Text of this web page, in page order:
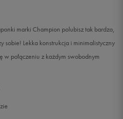
Powiadom o dostępności
marki Champion polubisz tak bardzo,
sobie! Lekka konstrukcja i minimalistyczny
w połączeniu z każdym swobodnym